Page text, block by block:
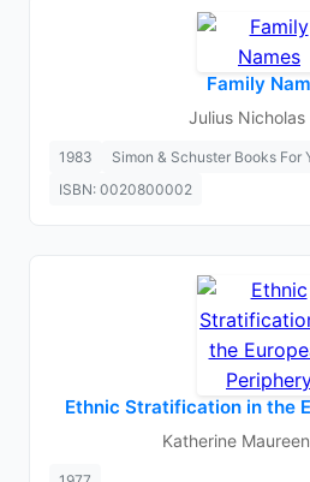
Family
Julius Nicholas
1983
Simon & Schuster Books For
ISBN: 0020800002
Ethnic Stratification in the
Katherine